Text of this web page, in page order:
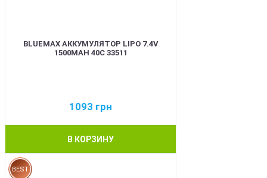
BLUEMAX АККУМУЛЯТОР LIPO 7.4V
1500MAH 40C 33511
1093 грн
В КОРЗИНУ
BEST